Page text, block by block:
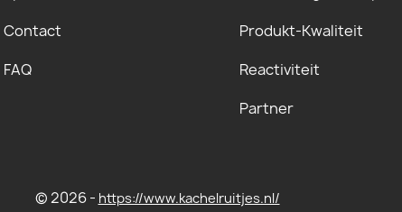
Contact
FAQ
Produkt-Kwaliteit
Reactiviteit
Partner
© 2026 - https://www.kachelruitjes.nl/